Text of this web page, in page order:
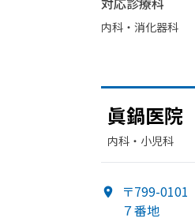
内科・​消化器科
眞鍋医院
内科・​小児科
〒799-0101
７番地